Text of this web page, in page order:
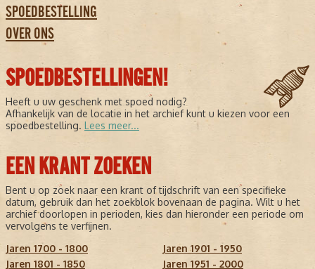
SPOEDBESTELLING
OVER ONS
SPOEDBESTELLINGEN!
Heeft u uw geschenk met spoed nodig?
Afhankelijk van de locatie in het archief kunt u kiezen voor een
spoedbestelling. Lees meer...
EEN KRANT ZOEKEN
Bent u op zoek naar een krant of tijdschrift van een specifieke
datum, gebruik dan het zoekblok bovenaan de pagina. Wilt u het
archief doorlopen in perioden, kies dan hieronder een periode om
vervolgens te verfijnen.
Jaren 1700 - 1800
Jaren 1801 - 1850
Jaren 1901 - 1950
Jaren 1951 - 2000